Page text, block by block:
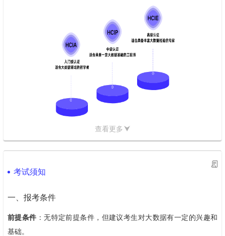
一、认证定位与目标
：该认证定位于培养与认证具备使用华为MRS大数据开发平台
能力的工程师
目标
：通过该认证，将证明您已经系统掌握常用且重要的大数据组
查看更多
考试须知
一、报考条件
前提条件 ：无特定前提条件，但建议考生对大数据有一定的兴趣和
基础。